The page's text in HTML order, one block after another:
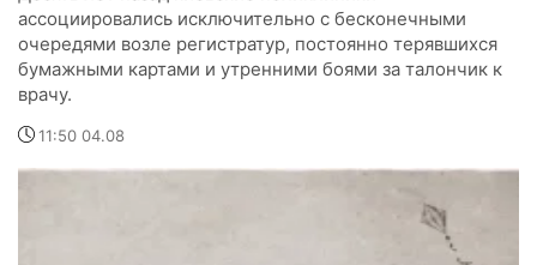
ассоциировались исключительно с бесконечными
очередями возле регистратур, постоянно терявшихся
бумажными картами и утренними боями за талончик к
врачу.
11:50 04.08